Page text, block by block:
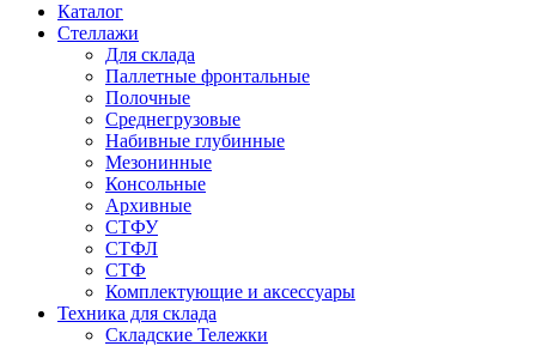
Каталог
Стеллажи
Для склада
Паллетные фронтальные
Полочные
Среднегрузовые
Набивные глубинные
Мезонинные
Консольные
Архивные
СТФУ
СТФЛ
СТФ
Комплектующие и аксессуары
Техника для склада
Складские Тележки